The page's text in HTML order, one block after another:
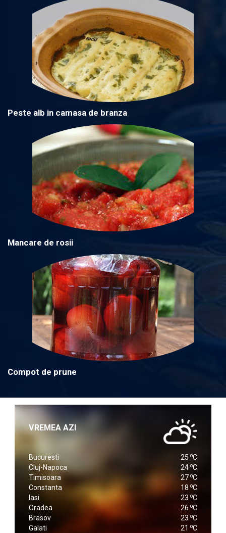
Peste alb in camasa de branza
Mancare de rosii
Compot de prune
VREMEA AZI
Bucuresti 25 oC
Cluj-Napoca
24 oC
Timisoara
27 oC
Constanta
18 oC
Iasi
23 oC
Oradea
26 oC
Brasov
23 oC
Galati
21 oC